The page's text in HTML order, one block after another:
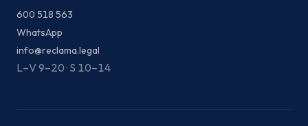
600 518 563
WhatsApp
info@reclama.legal
L–V 9–20 · S 10–14